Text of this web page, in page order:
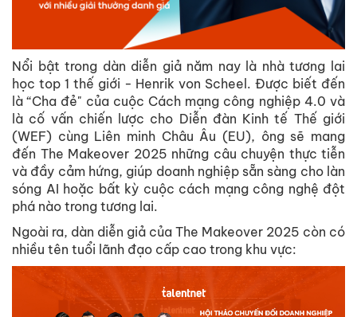
Nổi bật trong dàn diễn giả năm nay là nhà tương lai
học top 1 thế giới - Henrik von Scheel. Được biết đến
là “Cha đẻ" của cuộc Cách mạng công nghiệp 4.0 và
là cố vấn chiến lược cho Diễn đàn Kinh tế Thế giới
(WEF) cùng Liên minh Châu Âu (EU), ông sẽ mang
đến The Makeover 2025 những câu chuyện thực tiễn
và đầy cảm hứng, giúp doanh nghiệp sẵn sàng cho làn
sóng AI hoặc bất kỳ cuộc cách mạng công nghệ đột
phá nào trong tương lai.
Ngoài ra, dàn diễn giả của The Makeover 2025 còn có
nhiều tên tuổi lãnh đạo cấp cao trong khu vực: